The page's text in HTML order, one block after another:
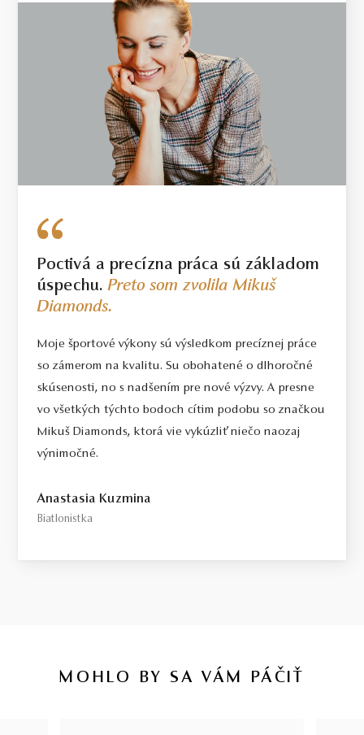
Poctivá a precízna práca sú základom
úspechu.Preto som zvolila Mikuš
Diamonds.
Moje športové výkony sú výsledkom precíznej práce
so zámerom na kvalitu. Su obohatené o dlhoročné
skúsenosti, no s nadšením pre nové výzvy. A presne
vo všetkých týchto bodoch cítim podobu so značkou
Mikuš Diamonds, ktorá vie vykúzliť niečo naozaj
výnimočné.
Anastasia Kuzmina
Biatlonistka
MOHLO BY SA VÁM PÁČIŤ